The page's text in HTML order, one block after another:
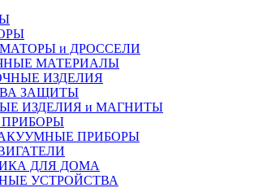
и ДРОССЕЛИ
МАТЕРИАЛЫ
ИЗДЕЛИЯ
ЗАЩИТЫ
ИЗДЕЛИЯ и МАГНИТЫ
ПРИБОРЫ
ДЛЯ ДОМА
УСТРОЙСТВА